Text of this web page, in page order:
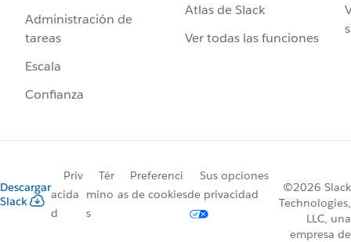
Administración de
tareas
Escala
Confianza
Atlas de Slack
Ver todas las funciones
Descargar
Slack
Priv
acida
d
Tér
mino
s
Preferenci
as de cookies
Sus opciones
de privacidad
©2026 Slack
Technologies,
LLC, una
empresa de